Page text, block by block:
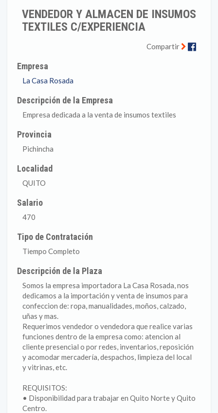
VENDEDOR Y ALMACEN DE INSUMOS
TEXTILES C/EXPERIENCIA
Compartir
Empresa
La Casa Rosada
Descripción de la Empresa
Empresa dedicada a la venta de insumos textiles
Provincia
Pichincha
Localidad
QUITO
Salario
470
Tipo de Contratación
Tiempo Completo
Descripción de la Plaza
Somos la empresa importadora La Casa Rosada, nos
dedicamos a la importación y venta de insumos para
confeccion de: ropa, manualidades, moños, calzado,
uñas y mas.
Requerimos vendedor o vendedora que realice varias
funciones dentro de la empresa como: atencion al
cliente presencial o por redes, inventarios, reposición
y acomodar mercadería, despachos, limpieza del local
y vitrinas, etc.
REQUISITOS:
• Disponibilidad para trabajar en Quito Norte y Quito
Centro.